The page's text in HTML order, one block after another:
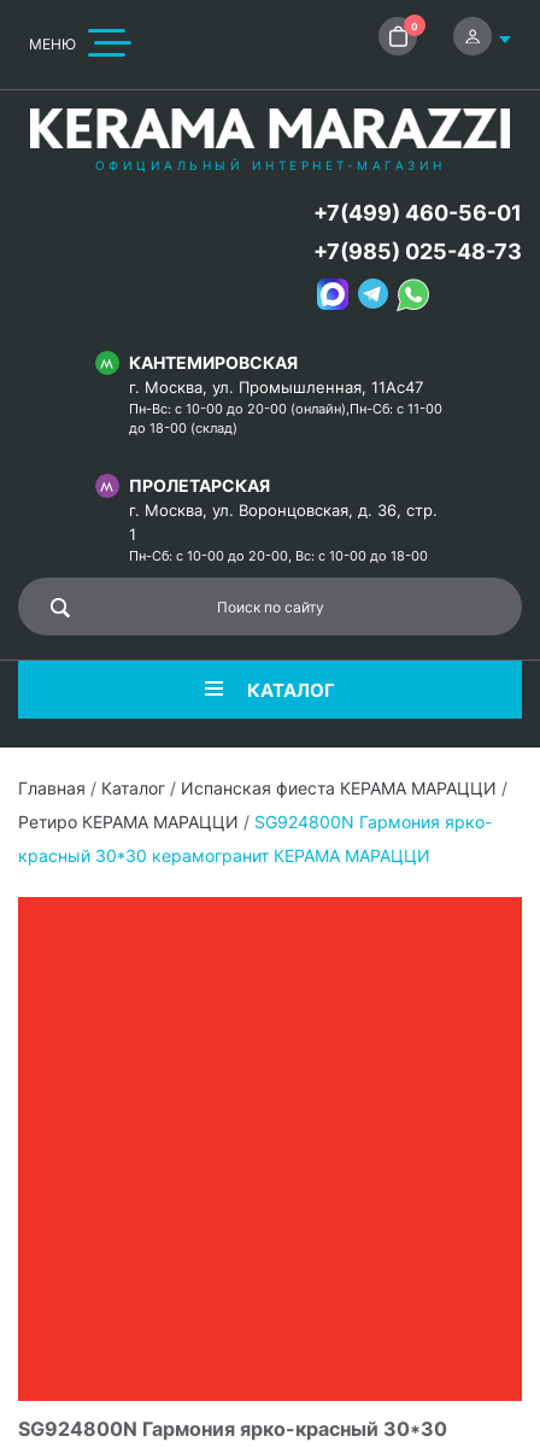
МЕНЮ
0
ОФИЦИАЛЬНЫЙ ИНТЕРНЕТ-МАГАЗИН
КАНТЕМИРОВСКАЯ
г. Москва, ул. Промышленная, 11Ас47
Пн-Вс: с 10-00 до 20-00 (онлайн),Пн-Сб: с 11-00
до 18-00 (склад)
ПРОЛЕТАРСКАЯ
г. Москва, ул. Воронцовская, д. 36, стр.
1
Пн-Сб: с 10-00 до 20-00, Вс: с 10-00 до 18-00
+7(499) 460-56-01
+7(985) 025-48-73
КАТАЛОГ
Главная / Каталог / Испанская фиеста КЕРАМА МАРАЦЦИ /
Ретиро КЕРАМА МАРАЦЦИ / SG924800N Гармония ярко-
красный 30*30 керамогранит КЕРАМА МАРАЦЦИ
SG924800N Гармония ярко-красный 30*30